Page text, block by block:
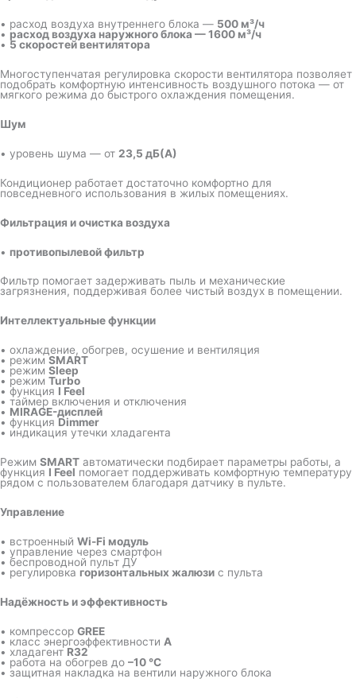
• расход воздуха внутреннего блока — 500 м³/ч
• расход воздуха наружного блока — 1600 м³/ч
• 5 скоростей вентилятора
Многоступенчатая регулировка скорости вентилятора позволяет
подобрать комфортную интенсивность воздушного потока — от
мягкого режима до быстрого охлаждения помещения.
Шум
• уровень шума — от 23,5 дБ(А)
Кондиционер работает достаточно комфортно для
повседневного использования в жилых помещениях.
Фильтрация и очистка воздуха
• противопылевой фильтр
Фильтр помогает задерживать пыль и механические
загрязнения, поддерживая более чистый воздух в помещении.
Интеллектуальные функции
• охлаждение, обогрев, осушение и вентиляция
• режим SMART
• режим Sleep
• режим Turbo
• функция I Feel
• таймер включения и отключения
• MIRAGE-дисплей
• функция Dimmer
• индикация утечки хладагента
Режим SMART автоматически подбирает параметры работы, а
функция I Feel помогает поддерживать комфортную температуру
рядом с пользователем благодаря датчику в пульте.
Управление
• встроенный Wi-Fi модуль
• управление через смартфон
• беспроводной пульт ДУ
• регулировка горизонтальных жалюзи с пульта
Надёжность и эффективность
• компрессор GREE
• класс энергоэффективности A
• хладагент R32
• работа на обогрев до –10 °C
• защитная накладка на вентили наружного блока